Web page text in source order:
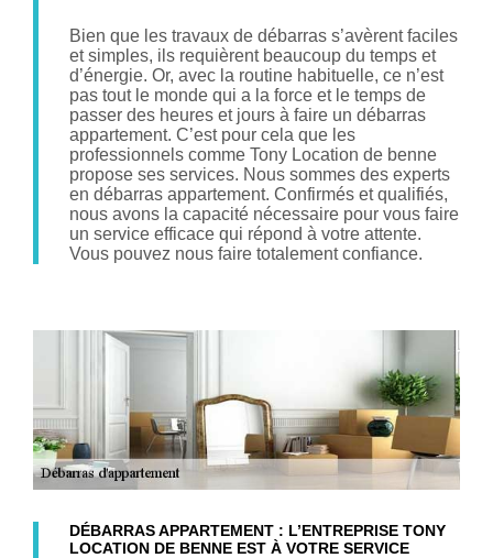
Bien que les travaux de débarras s’avèrent faciles
et simples, ils requièrent beaucoup du temps et
d’énergie. Or, avec la routine habituelle, ce n’est
pas tout le monde qui a la force et le temps de
passer des heures et jours à faire un débarras
appartement. C’est pour cela que les
professionnels comme Tony Location de benne
propose ses services. Nous sommes des experts
en débarras appartement. Confirmés et qualifiés,
nous avons la capacité nécessaire pour vous faire
un service efficace qui répond à votre attente.
Vous pouvez nous faire totalement confiance.
DÉBARRAS APPARTEMENT : L’ENTREPRISE TONY
LOCATION DE BENNE EST À VOTRE SERVICE